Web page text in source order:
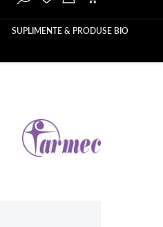
SUPLIMENTE & PRODUSE BIO